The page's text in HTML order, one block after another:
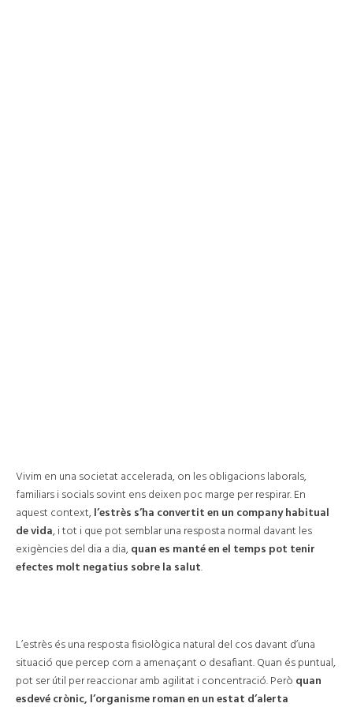
salut
Vivim en una societat accelerada, on les obligacions laborals,
familiars i socials sovint ens deixen poc marge per respirar. En
aquest context,l’estrès s’ha convertit en un company habitual
de vida, i tot i que pot semblar una resposta normal davant les
exigències del dia a dia,quan es manté en el temps pot tenir
efectes molt negatius sobre la salut.
L’estrès és una resposta fisiològica natural del cos davant d’una
situació que percep com a amenaçant o desafiant. Quan és puntual,
pot ser útil per reaccionar amb agilitat i concentració. Però quan
esdevé crònic, l’organisme roman en un estat d’alerta